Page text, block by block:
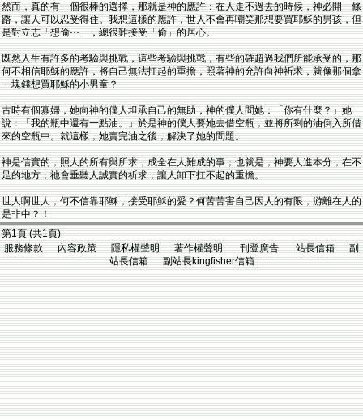
然而，真的有一個很棒的選擇，那就是神的應許：在人走不過去的時候，神必開一條
路，讓人可以忍受得住。我想這樣的應許，世人不會再嘲笑那想要買耶穌的男孩，但
是對立志「想偷⋯」，總很難接受「偷」的居心。
既然人生有許多的考驗與挑戰，這些考驗與挑戰，有些的確超過我們所能承受的，那
何不相信耶穌的應許，將自己無法扛起的重擔，照著神的允許向神祈求，就像那個拿
一塊錢想買耶穌的小男童？
古時有個寡婦，她向神的僕人坦承自己的無助，神的僕人問她：「你有什麼？」她
說：「我的瓶中還有一點油。」於是神的僕人要她去借空瓶，並將所剩的油倒入所借
來的空瓶中。就這樣，她賣完油之後，解決了她的問題。
神是信實的，照人的所有與所求，成全在人難成的事；也就是，神要人進本分，在不
足的地方，祂會垂聽人誠實的祈求，讓人卸下扛不起的重擔。
世人啊世人，何不信靠耶穌，接受耶穌的愛？何苦苦害自己因人的有限，游離在人的
是非中？！
第1頁 (共1頁)
服務條款 內容政策 隱私權聲明 著作權聲明 刊登廣告 站長信箱 副
站長信箱 副站長kingfisher信箱